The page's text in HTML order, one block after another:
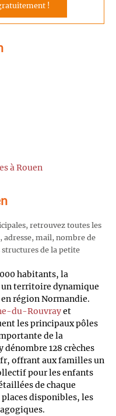
!
à Rouen
retrouvez toutes les
mail, nombre de
de la petite
000 habitants, la
territoire dynamique
région Normandie.
du-Rouvrayet
les principaux pôles
de la
128 crèches
offrant aux familles un
pour les enfants
de chaque
disponibles, les